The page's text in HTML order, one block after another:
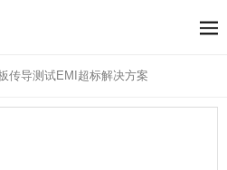
传导测试EMI超标解决方案